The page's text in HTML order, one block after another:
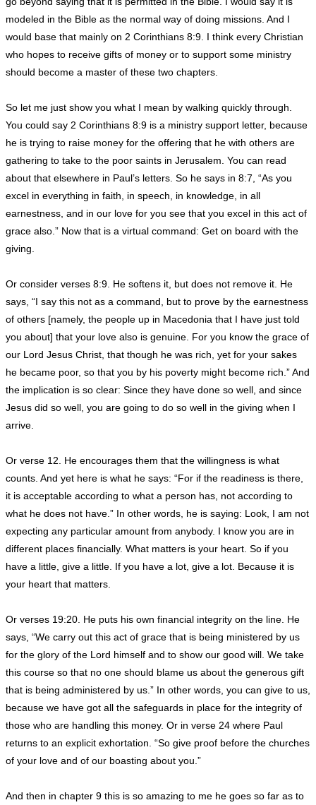
modeled in the Bible as the normal way of doing missions. And I
would base that mainly on 2 Corinthians 8:9. I think every Christian
who hopes to receive gifts of money or to support some ministry
should become a master of these two chapters.
So let me just show you what I mean by walking quickly through.
You could say 2 Corinthians 8:9 is a ministry support letter, because
he is trying to raise money for the offering that he with others are
gathering to take to the poor saints in Jerusalem. You can read
about that elsewhere in Paul’s letters. So he says in 8:7, “As you
excel in everything in faith, in speech, in knowledge, in all
earnestness, and in our love for you see that you excel in this act of
grace also.” Now that is a virtual command: Get on board with the
giving.
Or consider verses 8:9. He softens it, but does not remove it. He
says, “I say this not as a command, but to prove by the earnestness
of others [namely, the people up in Macedonia that I have just told
you about] that your love also is genuine. For you know the grace of
our Lord Jesus Christ, that though he was rich, yet for your sakes
he became poor, so that you by his poverty might become rich.” And
the implication is so clear: Since they have done so well, and since
Jesus did so well, you are going to do so well in the giving when I
arrive.
Or verse 12. He encourages them that the willingness is what
counts. And yet here is what he says: “For if the readiness is there,
it is acceptable according to what a person has, not according to
what he does not have.” In other words, he is saying: Look, I am not
expecting any particular amount from anybody. I know you are in
different places financially. What matters is your heart. So if you
have a little, give a little. If you have a lot, give a lot. Because it is
your heart that matters.
Or verses 19:20. He puts his own financial integrity on the line. He
says, “We carry out this act of grace that is being ministered by us
for the glory of the Lord himself and to show our good will. We take
this course so that no one should blame us about the generous gift
that is being administered by us.” In other words, you can give to us,
because we have got all the safeguards in place for the integrity of
those who are handling this money. Or in verse 24 where Paul
returns to an explicit exhortation. “So give proof before the churches
of your love and of our boasting about you.”
And then in chapter 9 this is so amazing to me he goes so far as to